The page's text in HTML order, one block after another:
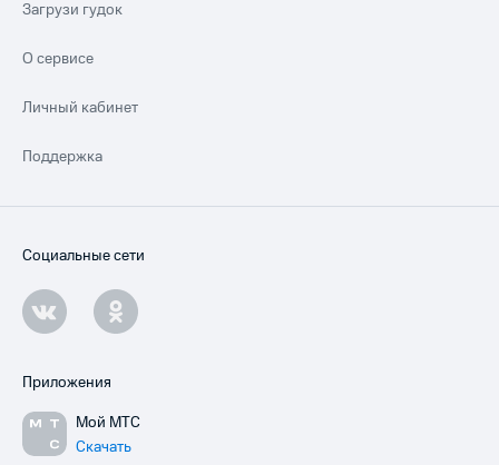
Загрузи гудок
О сервисе
Личный кабинет
Поддержка
Социальные сети
Приложения
Мой МТС
Скачать